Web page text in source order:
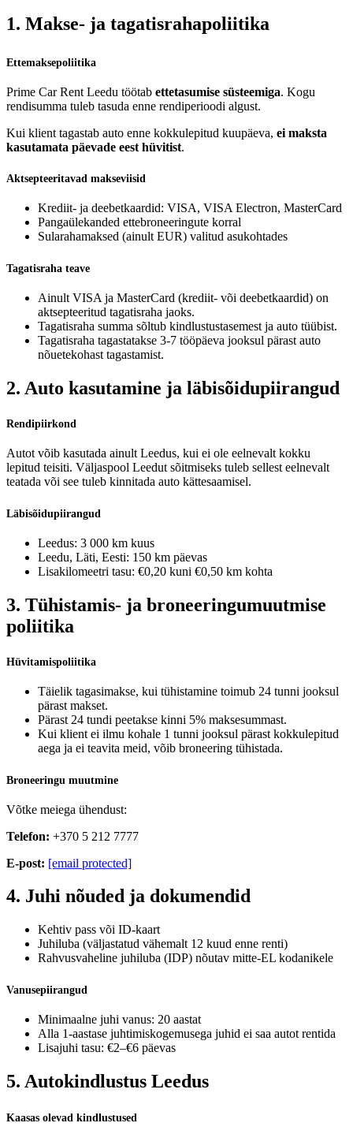
1. Makse- ja tagatisrahapoliitika
Ettemaksepoliitika
Prime Car Rent Leedu töötab ettetasumise süsteemiga. Kogu
rendisumma tuleb tasuda enne rendiperioodi algust.
Kui klient tagastab auto enne kokkulepitud kuupäeva, ei maksta
kasutamata päevade eest hüvitist.
Aktsepteeritavad makseviisid
Krediit- ja deebetkaardid: VISA, VISA Electron, MasterCard
Pangaülekanded ettebroneeringute korral
Sularahamaksed (ainult EUR) valitud asukohtades
Tagatisraha teave
Ainult VISA ja MasterCard (krediit- või deebetkaardid) on
aktsepteeritud tagatisraha jaoks.
Tagatisraha summa sõltub kindlustustasemest ja auto tüübist.
Tagatisraha tagastatakse 3-7 tööpäeva jooksul pärast auto
nõuetekohast tagastamist.
2. Auto kasutamine ja läbisõidupiirangud
Rendipiirkond
Autot võib kasutada ainult Leedus, kui ei ole eelnevalt kokku
lepitud teisiti. Väljaspool Leedut sõitmiseks tuleb sellest eelnevalt
teatada või see tuleb kinnitada auto kättesaamisel.
Läbisõidupiirangud
Leedus: 3 000 km kuus
Leedu, Läti, Eesti: 150 km päevas
Lisakilomeetri tasu: €0,20 kuni €0,50 km kohta
3. Tühistamis- ja broneeringumuutmise
poliitika
Hüvitamispoliitika
Täielik tagasimakse, kui tühistamine toimub 24 tunni jooksul
pärast makset.
Pärast 24 tundi peetakse kinni 5% maksesummast.
Kui klient ei ilmu kohale 1 tunni jooksul pärast kokkulepitud
aega ja ei teavita meid, võib broneering tühistada.
Broneeringu muutmine
Võtke meiega ühendust:
Telefon: +370 5 212 7777
E-post: [email protected]
4. Juhi nõuded ja dokumendid
Kehtiv pass või ID-kaart
Juhiluba (väljastatud vähemalt 12 kuud enne renti)
Rahvusvaheline juhiluba (IDP) nõutav mitte-EL kodanikele
Vanusepiirangud
Minimaalne juhi vanus: 20 aastat
Alla 1-aastase juhtimiskogemusega juhid ei saa autot rentida
Lisajuhi tasu: €2–€6 päevas
5. Autokindlustus Leedus
Kaasas olevad kindlustused